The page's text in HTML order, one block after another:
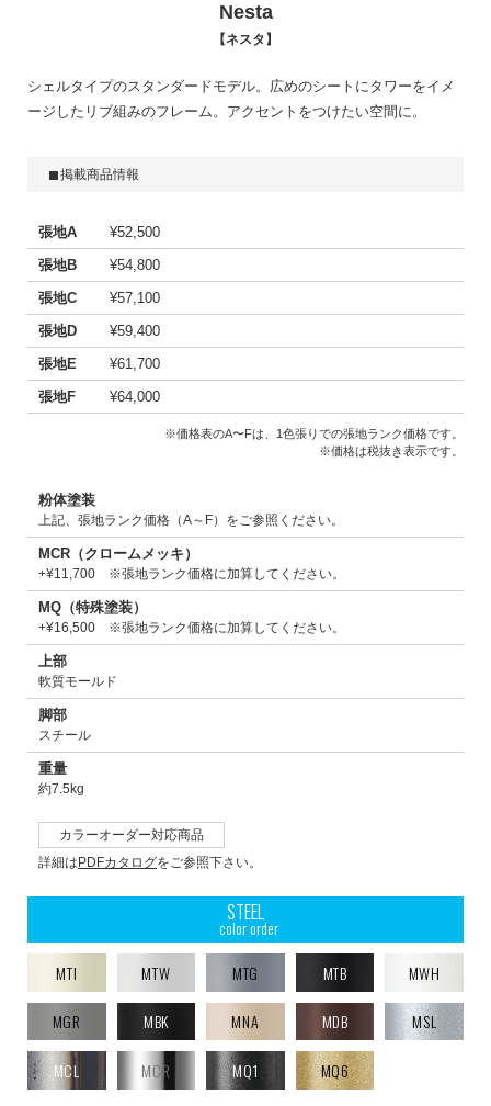
Nesta
ネスタ
シェルタイプのスタンダードモデル。広めのシートにタワーをイメ
ージしたリブ組みのフレーム。アクセントをつけたい空間に。
掲載商品情報
張地A
¥52,500
張地B
¥54,800
張地C
¥57,100
張地D
¥59,400
張地E
¥61,700
張地F
¥64,000
※価格表のA〜Fは、1色張りでの張地ランク価格です。
※価格は税抜き表示です。
粉体塗装
上記、張地ランク価格（A～F）をご参照ください。
MCR（クロームメッキ）
+¥11,700 ※張地ランク価格に加算してください。
MQ（特殊塗装）
+¥16,500 ※張地ランク価格に加算してください。
上部
軟質モールド
脚部
スチール
重量
約7.5kg
カラーオーダー対応商品
詳細は PDFカタログをご参照下さい。
STEEL
color order
MTI
MTW MTG MTB MWH
MGR MBK MNA MDB MSL
MCL MCR MQ1 MQ6